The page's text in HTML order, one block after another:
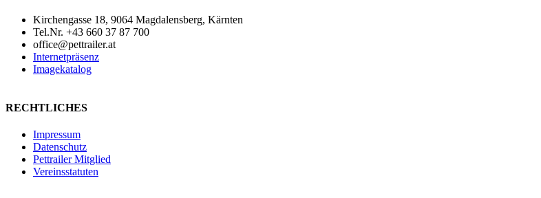
Kirchengasse 18, 9064 Magdalensberg, Kärnten
Tel.Nr. +43 660 37 87 700
office@pettrailer.at
Internetpräsenz
Imagekatalog
RECHTLICHES
Impressum
Datenschutz
Pettrailer Mitglied
Vereinsstatuten